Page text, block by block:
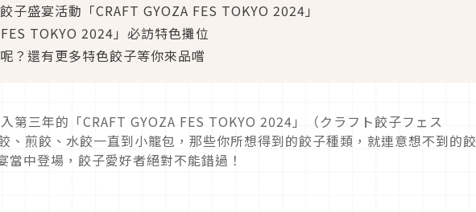
子盛宴活動「CRAFT GYOZA FES TOKYO 2024」
FES TOKYO 2024」必訪特色攤位
？還有更多特色餃子等你來品嚐
第三年的「CRAFT GYOZA FES TOKYO 2024」（クラフト餃子フェス
、煎餃、水餃一直到小籠包，那些你所想得到的餃子種類，就連意想不到的餃
當中登場，餃子愛好者絕對不能錯過！